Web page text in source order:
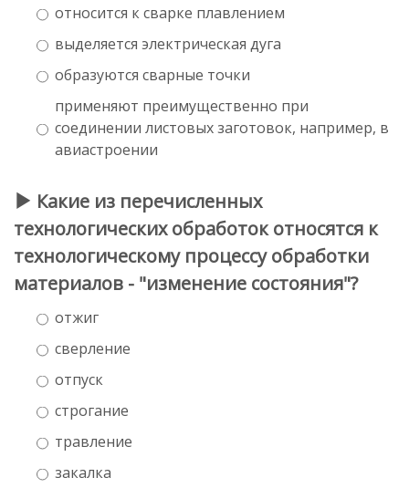
относится к сварке плавлением
выделяется электрическая дуга
образуются сварные точки
применяют преимущественно при
соединении листовых заготовок, например, в
авиастроении
Какие из перечисленных
технологических обработок относятся к
технологическому процессу обработки
материалов - "изменение состояния"?
отжиг
сверление
отпуск
строгание
травление
закалка